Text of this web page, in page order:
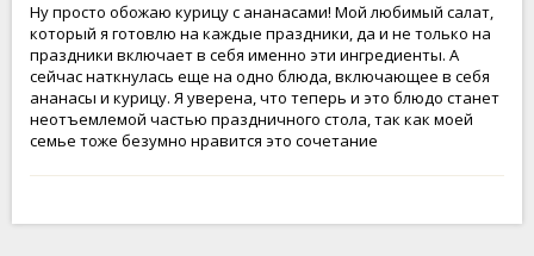
Ну просто обожаю курицу с ананасами! Мой любимый салат,
который я готовлю на каждые праздники, да и не только на
праздники включает в себя именно эти ингредиенты. А
сейчас наткнулась еще на одно блюда, включающее в себя
ананасы и курицу. Я уверена, что теперь и это блюдо станет
неотъемлемой частью праздничного стола, так как моей
семье тоже безумно нравится это сочетание